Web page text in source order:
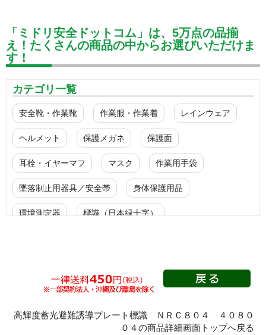
「ミドリ安全ドットコム」は、5万点の品揃
え！たくさんの商品の中からお選びいただけま
す！
カテゴリ一覧
安全靴・作業靴 作業服・作業着 レインウェア
ヘルメット 保護メガネ 保護面
耳栓・イヤーマフ マスク 作業用手袋
墜落制止用器具／安全帯 身体保護用品
環境測定器 標識（日本緑十字）
設備用品・作業補助用品 工事作業用品
分煙対策機器 衛生用品 保安・保守用品
高輝度蓄光避難誘導プレート標識 ＮＲＣ８０４ ４０８０
０４の商品詳細画面トップへ戻る